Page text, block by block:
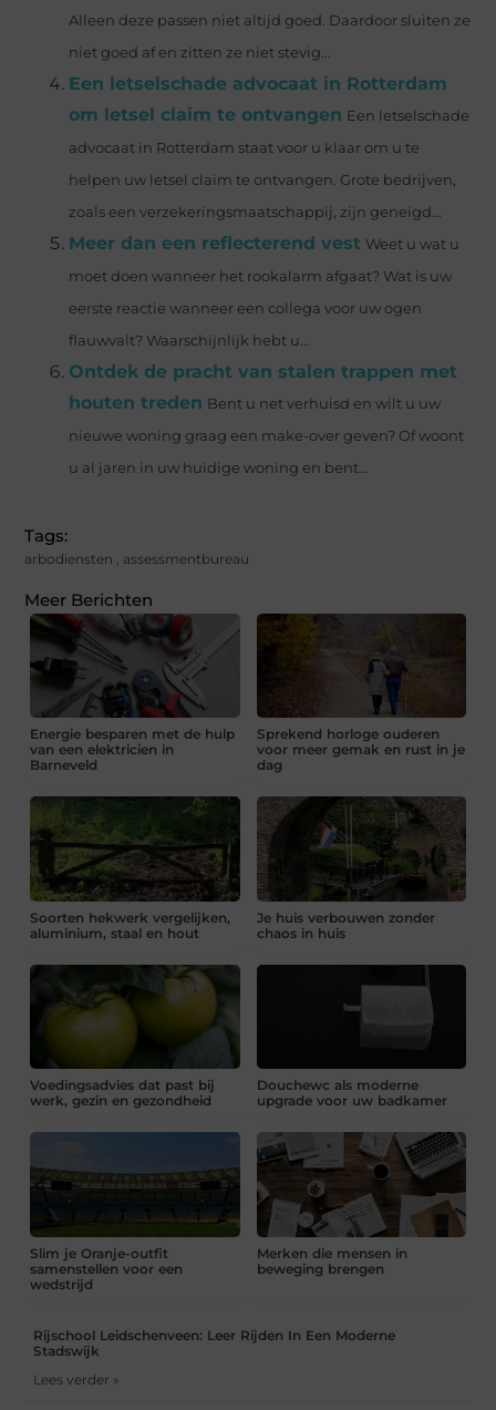
Alleen deze passen niet altijd goed. Daardoor sluiten ze
niet goed af en zitten ze niet stevig...
Een letselschade advocaat in Rotterdam
om letsel claim te ontvangen Een letselschade
advocaat in Rotterdam staat voor u klaar om u te
helpen uw letsel claim te ontvangen. Grote bedrijven,
zoals een verzekeringsmaatschappij, zijn geneigd...
Meer dan een reflecterend vest Weet u wat u
moet doen wanneer het rookalarm afgaat? Wat is uw
eerste reactie wanneer een collega voor uw ogen
flauwvalt? Waarschijnlijk hebt u...
Ontdek de pracht van stalen trappen met
houten treden Bent u net verhuisd en wilt u uw
nieuwe woning graag een make-over geven? Of woont
u al jaren in uw huidige woning en bent...
Tags:
arbodiensten assessmentbureau
Meer Berichten
Energie besparen met de hulp
van een elektricien in
Barneveld
Sprekend horloge ouderen
voor meer gemak en rust in je
dag
Soorten hekwerk vergelijken,
aluminium, staal en hout
Je huis verbouwen zonder
chaos in huis
Voedingsadvies dat past bij
werk, gezin en gezondheid
Douchewc als moderne
upgrade voor uw badkamer
Slim je Oranje-outfit
samenstellen voor een
wedstrijd
Merken die mensen in
beweging brengen
Rijschool Leidschenveen: Leer Rijden In Een Moderne
Stadswijk
Lees verder »